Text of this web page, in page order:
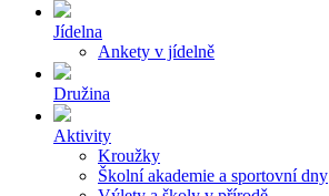
Jídelna
Ankety v jídelně
Družina
Aktivity
Kroužky
Školní akademie a sportovní dny